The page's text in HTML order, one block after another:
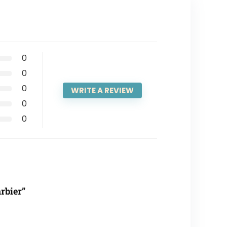
0
0
0
0
0
WRITE A REVIEW